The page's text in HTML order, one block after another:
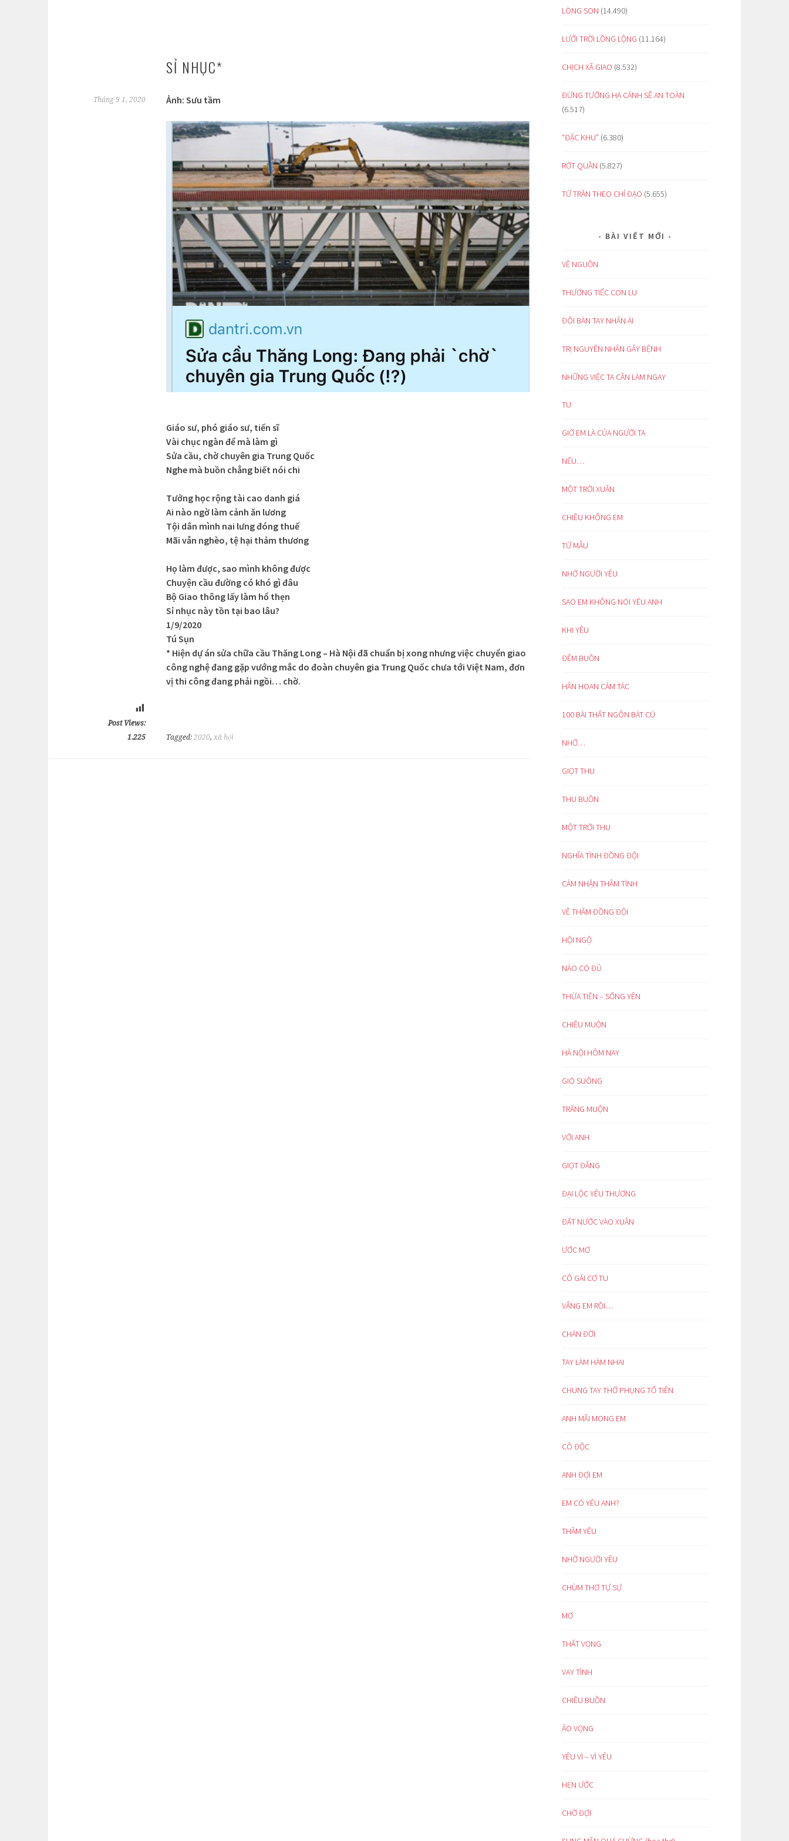
SỈ NHỤC*
Tháng 9 1, 2020 Ảnh: Sưu tầm
Giáo sư, phó giáo sư, tiến sĩ
Vài chục ngàn để mà làm gì
Sửa cầu, chờ chuyên gia Trung Quốc
Nghe mà buồn chẳng biết nói chi
Tưởng học rộng tài cao danh giá
Ai nào ngờ làm cảnh ăn lương
Tội dân mình nai lưng đóng thuế
Mãi vẫn nghèo, tệ hại thảm thương
Họ làm được, sao mình không được
Chuyện cầu đường có khó gì đâu
Bộ Giao thông lấy làm hổ thẹn
Sỉ nhục này tồn tại bao lâu?
1/9/2020
Tú Sụn
* Hiện dự án sửa chữa cầu Thăng Long – Hà Nội đã chuẩn bị xong nhưng việc chuyển giao
công nghệ đang gặp vướng mắc do đoàn chuyên gia Trung Quốc chưa tới Việt Nam, đơn
vị thi công đang phải ngồi… chờ.
Post Views:
1.225
Tagged: 2020, xã hội
LÒNG SON (14.490)
LƯỚI TRỜI LỒNG LỘNG (11.164)
CHỊCH XÃ GIAO (8.532)
ĐỪNG TƯỞNG HẠ CÁNH SẼ AN TOÀN
(6.517)
“ĐẶC KHU” (6.380)
RỚT QUẦN (5.827)
TỪ TRẦN THEO CHỈ ĐẠO (5.655)
BÀI VIẾT MỚI
VỀ NGUỒN
THƯƠNG TIẾC CON LU
ĐÔI BÀN TAY NHÂN ÁI
TRỊ NGUYÊN NHÂN GÂY BỆNH
NHỮNG VIỆC TA CẦN LÀM NGAY
TU
GIỜ EM LÀ CỦA NGƯỜI TA
NẾU…
MỘT TRỜI XUÂN
CHIỀU KHÔNG EM
TỪ MẪU
NHỚ NGƯỜI YÊU
SAO EM KHÔNG NÓI YÊU ANH
KHI YÊU
ĐÊM BUỒN
HÂN HOAN CẢM TÁC
100 BÀI THẤT NGÔN BÁT CÚ
NHỚ…
GIỌT THU
THU BUỒN
MỘT TRỜI THU
NGHĨA TÌNH ĐỒNG ĐỘI
CẢM NHẬN THÂM TÌNH
VỀ THĂM ĐỒNG ĐỘI
HỘI NGỘ
NÀO CÓ ĐỦ
THỪA TIỀN – SỐNG YÊN
CHIỀU MUỘN
HÀ NỘI HÔM NAY
GIÓ SUÔNG
TRĂNG MUỘN
VỚI ANH
GIỌT ĐẮNG
ĐẠI LỘC YÊU THƯƠNG
ĐẤT NƯỚC VÀO XUÂN
ƯỚC MƠ
CÔ GÁI CƠ TU
VẮNG EM RỒI…
CHÁN ĐỜI
TAY LÀM HÀM NHAI
CHUNG TAY THỜ PHỤNG TỔ TIÊN
ANH MÃI MONG EM
CÔ ĐỘC
ANH ĐỢI EM
EM CÓ YÊU ANH?
THẦM YÊU
NHỚ NGƯỜI YÊU
CHÙM THƠ TỰ SỰ
MƠ
THẤT VỌNG
VAY TÌNH
CHIỀU BUỒN
ẢO VỌNG
YÊU VÌ – VÌ YÊU
HẸN ƯỚC
CHỜ ĐỢI